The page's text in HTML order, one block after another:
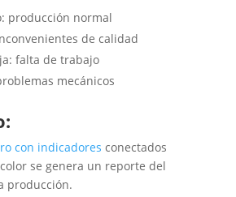
producción normal
de calidad
falta de trabajo
mecánicos
con indicadores conectados
se genera un reporte del
producción.